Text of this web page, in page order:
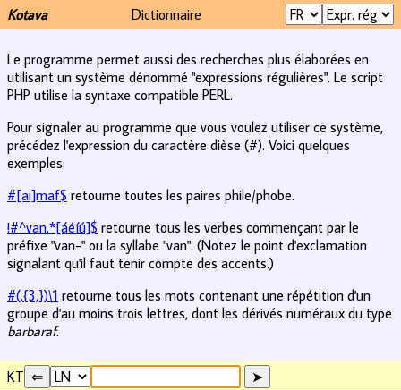
Kotava Dictionnaire
Le programme permet aussi des recherches plus élaborées en
utilisant un système dénommé "expressions régulières". Le script
PHP utilise la syntaxe compatible PERL.
Pour signaler au programme que vous voulez utiliser ce système,
précédez l'expression du caractère dièse (#). Voici quelques
exemples:
#[ai]maf$ retourne toutes les paires phile/phobe.
!#^van.*[áéíú]$ retourne tous les verbes commençant par le
préfixe "van-" ou la syllabe "van". (Notez le point d'exclamation
signalant qu'il faut tenir compte des accents.)
#(.{3,})\1 retourne tous les mots contenant une répétition d'un
groupe d'au moins trois lettres, dont les dérivés numéraux du type
barbaraf.
KT